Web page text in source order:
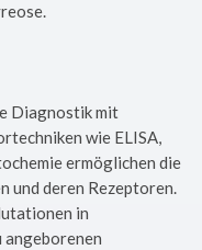
Diagnostik mit
wie ELISA,
ermöglichen die
und deren Rezeptoren.
in
angeborenen